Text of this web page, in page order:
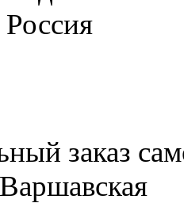
заказ